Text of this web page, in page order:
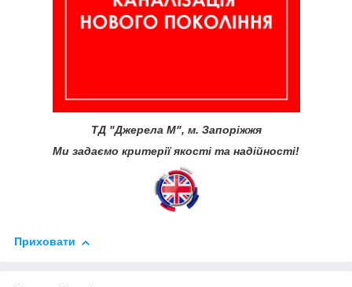
ТД "Джерела М", м. Запоріжжя
Ми задаємо критерії якості та надійності!
Приховати